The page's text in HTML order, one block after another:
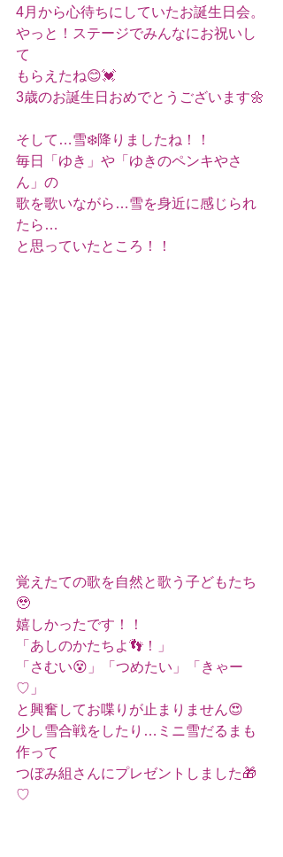
4月から心待ちにしていたお誕生日会。
やっと！ステージでみんなにお祝いし
て
もらえたね😊💓
3歳のお誕生日おめでとうございます🌼
そして…雪❄️降りましたね！！
毎日「ゆき」や「ゆきのペンキやさ
ん」の
歌を歌いながら…雪を身近に感じられ
たら…
と思っていたところ！！
覚えたての歌を自然と歌う子どもたち
🥹
嬉しかったです！！
「あしのかたちよ👣！」
「さむい😵」「つめたい」「きゃー
♡」
と興奮してお喋りが止まりません😍
少し雪合戦をしたり…ミニ雪だるまも
作って
つぼみ組さんにプレゼントしました🎁
♡